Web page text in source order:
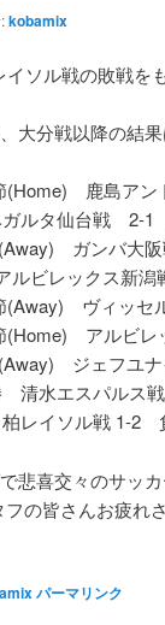
kobamix
ソル戦の敗戦を
大分戦以降の結果
(Home) 鹿島ア
ガルタ仙台戦 2-
(Away) ガンバ
ルビレックス新
(Away) ヴィッ
(Home) アルビ
(Away) ジェフユ
清水エスパル
レイソル戦 1-2
悲喜交々のサッカ
の皆さんお疲れ
パーマリンク